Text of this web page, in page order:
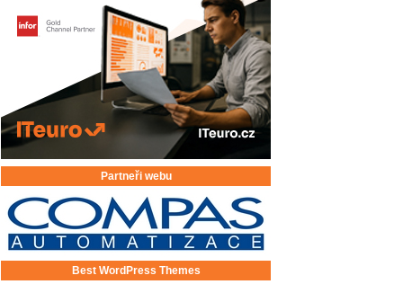
Partneři webu
Best WordPress Themes